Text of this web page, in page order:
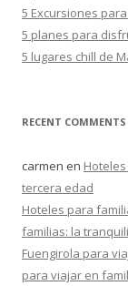
5 Excursiones
5 planes para
5 lugares chill de
RECENT COMMENTS
carmen en
tercera edad
Hoteles para
familias: la
Fuengirola para
para viajar en